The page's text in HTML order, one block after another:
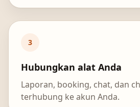
3
Hubungkan alat Anda
Laporan, booking, chat, dan
terhubung ke akun Anda.